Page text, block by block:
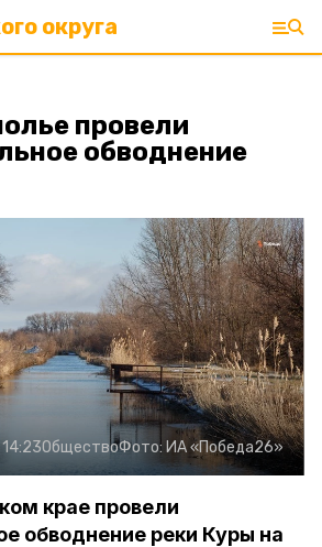
округа
провели
обводнение
ОбществоФото: ИА «Победа26»
крае провели
обводнение реки Куры на